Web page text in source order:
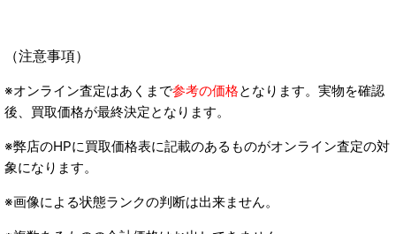
（注意事項）
※オンライン査定はあくまで参考の価格となります。実物を確認
後、買取価格が最終決定となります。
※弊店のHPに買取価格表に記載のあるものがオンライン査定の対
象になります。
※画像による状態ランクの判断は出来ません。